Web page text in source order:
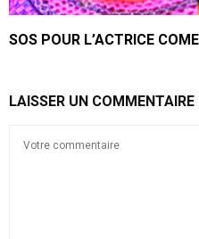
SOS POUR L’ACTRICE
LAISSER UN COMMENTAIRE